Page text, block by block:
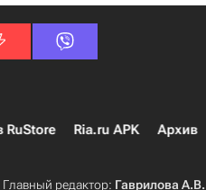
RuStore Ria.ru APK Архив
Главный редактор: Гаврилова А.В.